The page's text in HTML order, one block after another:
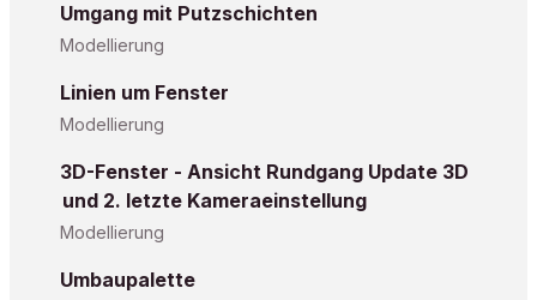
Umgang mit Putzschichten
Modellierung
Linien um Fenster
Modellierung
3D-Fenster - Ansicht Rundgang Update 3D
und 2. letzte Kameraeinstellung
Modellierung
Umbaupalette